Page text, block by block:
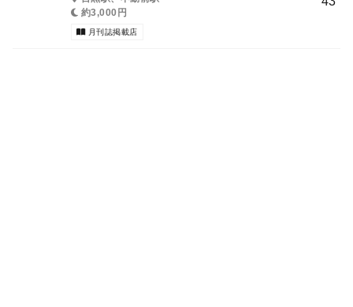
約3,000円
月刊誌掲載店